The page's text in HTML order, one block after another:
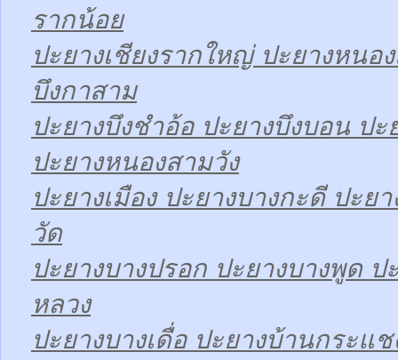
รากน้อย
ปะยางเชียงรากใหญ่ ปะยางหนอ
บึงกาสาม
ปะยางบึงชำอ้อ ปะยางบึงบอน ป
ปะยางหนองสามวัง
ปะยางเมือง ปะยางบางกะดี ปะย
วัด
ปะยางบางปรอก ปะยางบางพูด ป
หลวง
ปะยางบางเดื่อ ปะยางบ้านกระแ